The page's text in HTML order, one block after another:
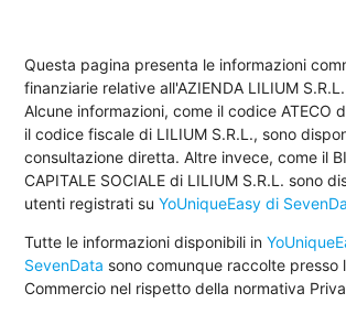
Questa pagina presenta le informazioni
finanziarie relative all'AZIENDA LILIUM S.R.L.
Alcune informazioni, come il codice ATECO
il codice fiscale di LILIUM S.R.L., sono
consultazione diretta. Altre invece, come il
CAPITALE SOCIALE di LILIUM S.R.L. sono
utenti registrati suYoUniqueEasy di
Tutte le informazioni disponibili in
SevenData sono comunque raccolte presso
Commercio nel rispetto della normativa